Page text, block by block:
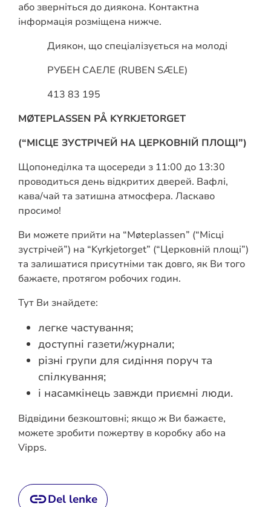
або зверніться до диякона. Контактна
інформація розміщена нижче.
Диякон, що спеціалізується на молоді
РУБЕН САЕЛЕ (RUBEN SÆLE)
413 83 195
MØTEPLASSEN PÅ KYRKJETORGET
(“МІСЦЕ ЗУСТРІЧЕЙ НА ЦЕРКОВНІЙ ПЛОЩІ”)
Щопонеділка та щосереди з 11:00 до 13:30
проводиться день відкритих дверей. Вафлі,
кава/чай та затишна атмосфера. Ласкаво
просимо!
Ви можете прийти на “Møteplassen” (“Місці
зустрічей”) на “Kyrkjetorget” (“Церковній площі”)
та залишатися присутніми так довго, як Ви того
бажаєте, протягом робочих годин.
Тут Ви знайдете:
легке частування;
доступні газети/журнали;
різні групи для сидіння поруч та
спілкування;
і насамкінець завжди приємні люди.
Відвідини безкоштовні; якщо ж Ви бажаєте,
можете зробити пожертву в коробку або на
Vipps.
Del lenke